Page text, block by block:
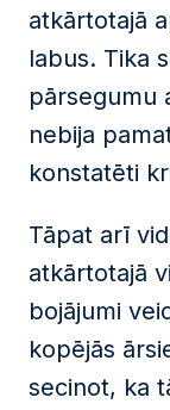
atkārtotajā
labus. Tika
pārsegumu
nebija
konstatēti
Tāpat arī
atkārtotajā
bojājumi
kopējās
secinot, ka